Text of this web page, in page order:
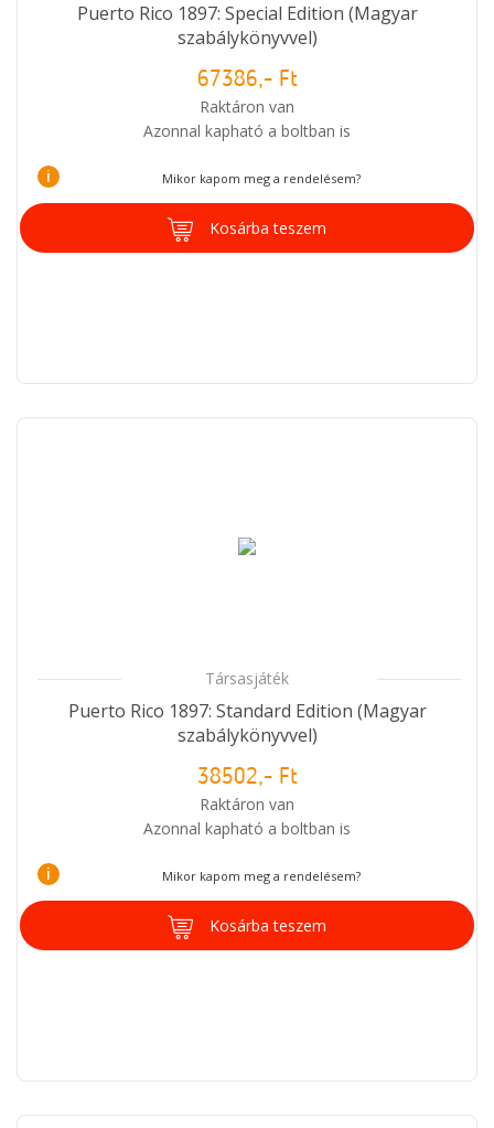
Puerto Rico 1897: Special Edition (Magyar
szabálykönyvvel)
67386,- Ft
Raktáron van
Azonnal kapható a boltban is
i Mikor kapom meg a rendelésem?
Kosárba teszem
Társasjáték
Puerto Rico 1897: Standard Edition (Magyar
szabálykönyvvel)
38502,- Ft
Raktáron van
Azonnal kapható a boltban is
i Mikor kapom meg a rendelésem?
Kosárba teszem